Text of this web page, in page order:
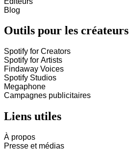
Blog
Outils pour les créateurs
Spotify for Creators
Spotify for Artists
Findaway Voices
Spotify Studios
Megaphone
Campagnes publicitaires
Liens utiles
À propos
Presse et médias